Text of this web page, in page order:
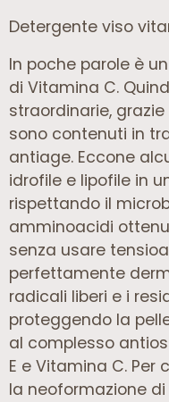
Detergente viso
In poche parole è
di Vitamina C.
straordinarie,
sono contenuti in
antiage. Eccone
idrofile e lipofile in
rispettando il
amminoacidi
senza usare
perfettamente
radicali liberi e i
proteggendo la
al complesso
E e Vitamina C. Per
la neoformazione